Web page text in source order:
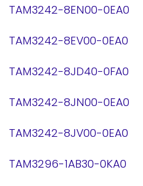
TAM3242-8EN00-0EA0
TAM3242-8EV00-0EA0
TAM3242-8JD40-0FA0
TAM3242-8JN00-0EA0
TAM3242-8JV00-0EA0
TAM3296-1AB30-0KA0